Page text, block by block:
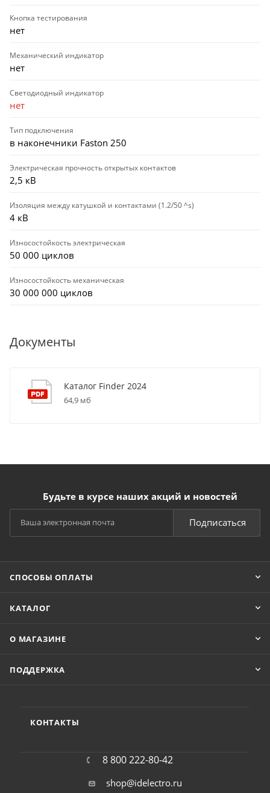
Кнопка тестирования
нет
Механический индикатор
нет
Светодиодный индикатор
нет
Тип подключения
в наконечники Faston 250
Электрическая прочность открытых контактов
2,5 кВ
Изоляция между катушкой и контактами (1.2/50 ^s)
4 кВ
Износостойкость электрическая
50 000 циклов
Износостойкость механическая
30 000 000 циклов
Документы
Каталог Finder 2024
64,9 мб
Будьте в курсе наших акций и новостей
Подписаться
СПОСОБЫ ОПЛАТЫ
КАТАЛОГ
О МАГАЗИНЕ
ПОДДЕРЖКА
КОНТАКТЫ
8 800 222-80-42
shop@idelectro.ru